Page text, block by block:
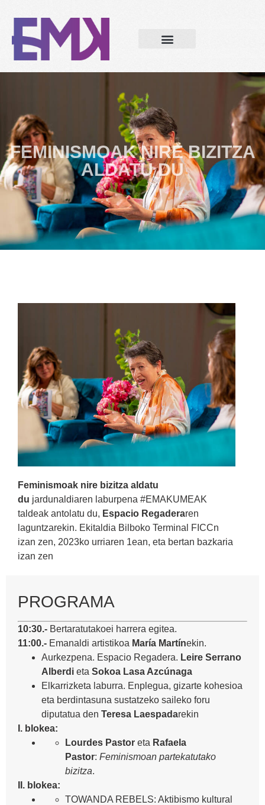
FEMINISMOAK NIRE BIZITZA
ALDATU DU
Feminismoak nire bizitza aldatu
du jardunaldiaren laburpena #EMAKUMEAK
taldeak antolatu du, Espacio Regaderaren
laguntzarekin. Ekitaldia Bilboko Terminal FICCn
izan zen, 2023ko urriaren 1ean, eta bertan bazkaria
izan zen
PROGRAMA
10:30.- Bertaratutakoei harrera egitea.
11:00.- Emanaldi artistikoa María Martínekin.
Aurkezpena. Espacio Regadera. Leire Serrano
Alberdi eta Sokoa Lasa Azcúnaga
Elkarrizketa laburra. Enplegua, gizarte kohesioa
eta berdintasuna sustatzeko saileko foru
diputatua den Teresa Laespadarekin
I. blokea:
Lourdes Pastor eta Rafaela
Pastor: Feminismoan partekatutako
bizitza.
II. blokea:
TOWANDA REBELS: Aktibismo kultural